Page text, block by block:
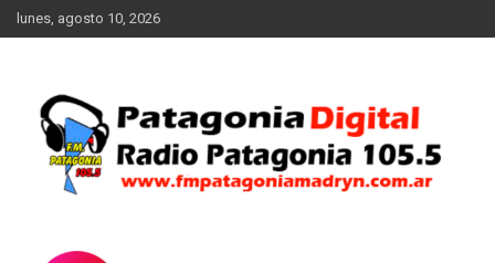
Saltar
al
lunes, agosto 10, 2026
FM Patagonia Madryn